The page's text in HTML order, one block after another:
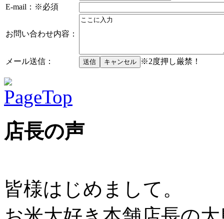
E-mail： ※必須
お問い合わせ内容：
メール送信： ※2度押し厳禁！
店長の声
皆様はじめまして。